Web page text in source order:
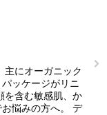
主にオーガニック
ッケージがリニ
を含む敏感肌、か
悩みの方へ。 デ